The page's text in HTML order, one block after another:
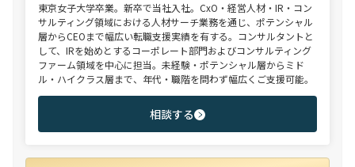
東京女子大学卒業。新卒で当社入社。CxO・経営人材・IR・コン
サルティング領域における人材サーチ業務を通じ、ポテンシャル
層からCEOまで幅広い転職支援実績を有する。コンサルタントと
して、IRを始めとするコーポレート部門およびコンサルティング
ファーム領域を中心に担当。未経験・ポテンシャル層からミド
ル・ハイクラス層まで、年代・職階を問わず幅広くご支援可能。
相談する